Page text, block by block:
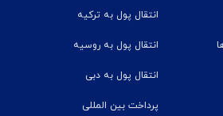
انتقال پول به ترکیه
انتقال پول به روسیه
انتقال پول به دبی
پرداخت بین المللی